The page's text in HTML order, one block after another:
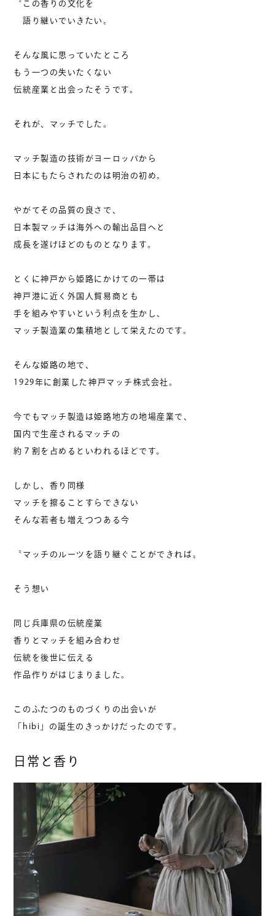
〝この香りの文化を
語り継いでいきたい〟
そんな風に思っていたところ
もう一つの失いたくない
伝統産業と出会ったそうです。
それが、マッチでした。
マッチ製造の技術がヨーロッパから
日本にもたらされたのは明治の初め。
やがてその品質の良さで、
日本製マッチは海外への輸出品目へと
成長を遂げほどのものとなります。
とくに神戸から姫路にかけての一帯は
神戸港に近く外国人貿易商とも
手を組みやすいという利点を生かし、
マッチ製造業の集積地として栄えたのです。
そんな姫路の地で、
1929年に創業した神戸マッチ株式会社。
今でもマッチ製造は姫路地方の地場産業で、
国内で生産されるマッチの
約７割を占めるといわれるほどです。
しかし、香り同様
マッチを擦ることすらできない
そんな若者も増えつつある今
〝マッチのルーツを語り継ぐことができれば〟
そう想い
同じ兵庫県の伝統産業
香りとマッチを組み合わせ
伝統を後世に伝える
作品作りがはじまりました。
このふたつのものづくりの出会いが
「hibi」の誕生のきっかけだったのです。
日常と香り